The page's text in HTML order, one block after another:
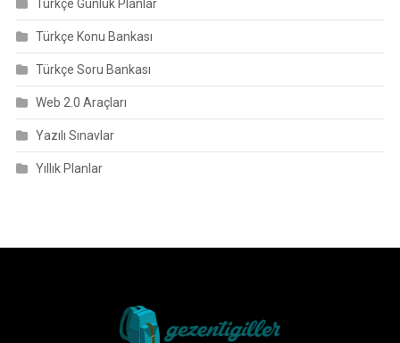
Türkçe Günlük Planlar
Türkçe Konu Bankası
Türkçe Soru Bankası
Web 2.0 Araçları
Yazılı Sınavlar
Yıllık Planlar